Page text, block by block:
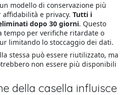
modello di conservazione più
e privacy. Tutti i
dopo 30 giorni. Questo
tempo per verifiche ritardate o
limitando lo stoccaggio dei dati.
stessa può essere riutilizzato, ma
non essere più disponibili
della casella influisce